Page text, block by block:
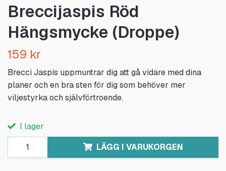
Breccijaspis Röd
Hängsmycke (Droppe)
159 kr
Brecci Jaspis uppmuntrar dig att gå vidare med dina
planer och en bra sten för dig som behöver mer
viljestyrka och självförtroende.
I lager
LÄGG I VARUKORGEN